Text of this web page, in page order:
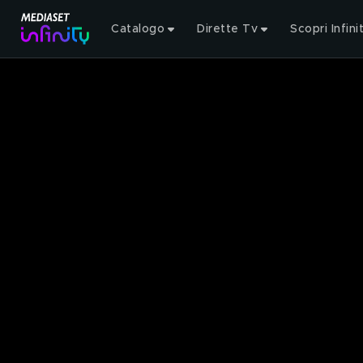
Catalogo Dirette Tv Scopri